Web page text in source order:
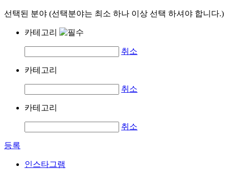
선택된 분야 (선택분야는 최소 하나 이상 선택 하셔야 합니다.)
카테고리
취소
카테고리
취소
카테고리
취소
등록
인스타그램